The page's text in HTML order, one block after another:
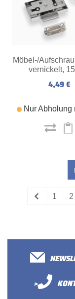
Möbel-/
vernickelt,
4,49 €
Nur Abholung
1 2
>